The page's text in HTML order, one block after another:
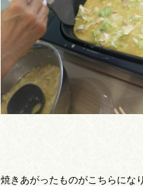
焼きあがったものがこちらにな